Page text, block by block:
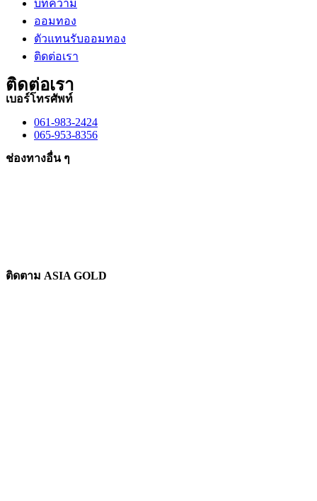
บทความ
ออมทอง
ตัวแทนรับออมทอง
ติดต่อเรา
ติดต่อเรา
เบอร์โทรศัพท์
061-983-2424
065-953-8356
ช่องทางอื่น ๆ
ติดตาม ASIA GOLD